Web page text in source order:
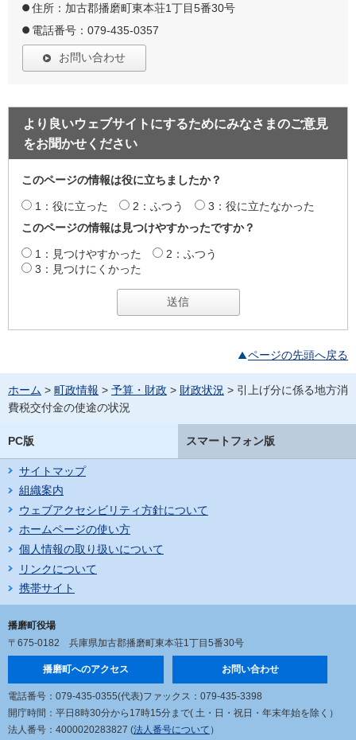
住所：加古郡播磨町東本荘1丁目5番30号
電話番号：079-435-0357
お問い合わせ
より良いウェブサイトにするためにみなさまのご意見
をお聞かせください
このページの情報は役に立ちましたか？
1：役に立った 2：ふつう
3：役に立たなかった
このページの情報は見つけやすかったですか？
1：見つけやすかった
2：ふつう
3：見つけにくかった
ページの先頭へ戻る
ホーム > 町政情報 > 予算・財政 > 財政状況 > 引上げ分に係る地方消
費税交付金の使途の状況
PC版 スマートフォン版
サイトマップ
組織案内
ウェブアクセシビリティ方針について
ホームページの使い方
個人情報の取り扱いについて
リンクについて
携帯サイト
播磨町役場
〒675-0182 兵庫県加古郡播磨町東本荘1丁目5番30号
播磨町へのアクセス お問い合わせ
電話番号：079-435-0355(代表)ファックス：079-435-3398
開庁時間：平日8時30分から17時15分まで( 土・日・祝日・年末年始を除く）
法人番号：4000020283827 (法人番号について ）